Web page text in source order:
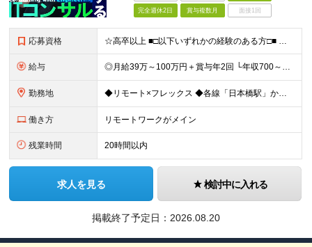
完全週休2日 賞与複数月 面接1回
応募資格 ☆高卒以上 ■□以下いずれかの経験のある方□■ ◇何らかのシステム開発経験（開発・インフラ不問） ◇事業企画 ◇組織設計 ◇業務改善 ◇新規事業開発 ■□こんな志向の方に向いています□■ ◇技術や
給与 ◎月給39万～100万円＋賞与年2回 └年収700～1500万円可能 ■□年収例□■ ◇28歳・元開発エンジニア └年収700万（2年後に年収150万UP実績） ◇33歳・元SierのPM └年収1
勤務地 ◆リモート×フレックス ◆各線「日本橋駅」から徒歩1分 【本社】 東京都中央区日本橋2-1-3 アーバンネット日本橋二丁目ビル6階 ※変更の範囲：上記を除く当社関連勤務地
働き方 リモートワークがメイン
残業時間 20時間以内
求人を見る 検討中に入れる
掲載終了予定日： 2026.08.20